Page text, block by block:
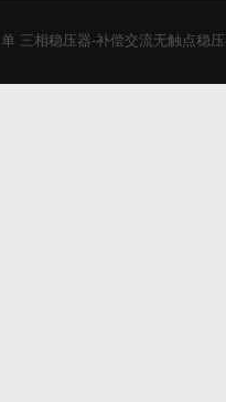
单 三相稳压器-补偿交流无触点稳